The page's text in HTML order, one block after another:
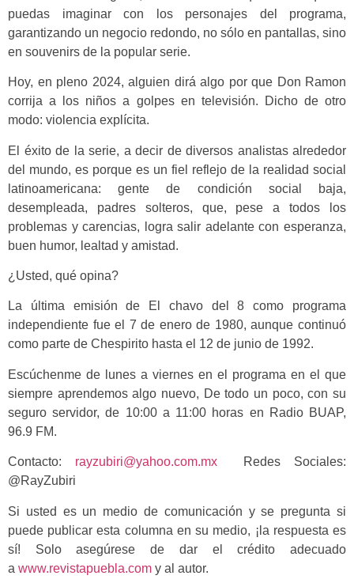
puedas imaginar con los personajes del programa,
garantizando un negocio redondo, no sólo en pantallas, sino
en souvenirs de la popular serie.
Hoy, en pleno 2024, alguien dirá algo por que Don Ramon
corrija a los niños a golpes en televisión. Dicho de otro
modo: violencia explícita.
El éxito de la serie, a decir de diversos analistas alrededor
del mundo, es porque es un fiel reflejo de la realidad social
latinoamericana: gente de condición social baja,
desempleada, padres solteros, que, pese a todos los
problemas y carencias, logra salir adelante con esperanza,
buen humor, lealtad y amistad.
¿Usted, qué opina?
La última emisión de El chavo del 8 como programa
independiente fue el 7 de enero de 1980, aunque continuó
como parte de Chespirito hasta el 12 de junio de 1992.
Escúchenme de lunes a viernes en el programa en el que
siempre aprendemos algo nuevo, De todo un poco, con su
seguro servidor, de 10:00 a 11:00 horas en Radio BUAP,
96.9 FM.
Contacto: rayzubiri@yahoo.com.mxRedes Sociales:
@RayZubiri
Si usted es un medio de comunicación y se pregunta si
puede publicar esta columna en su medio, ¡la respuesta es
sí! Solo asegúrese de dar el crédito adecuado
a www.revistapuebla.com y al autor.